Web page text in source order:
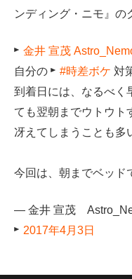
ンディング・ニモ』の
金井 宣茂
自分の
#時差ボケ 対
到着日には、なるべく
ても翌朝までウトウト
冴えてしまうことも多
今回は、朝までベッド
— 金井 宣茂
2017年4月3日